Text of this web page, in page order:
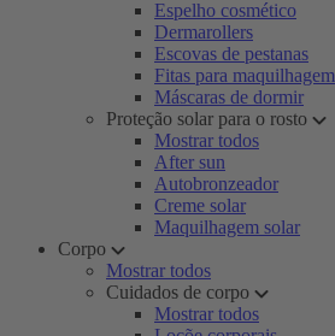
Espelho cosmético
Dermarollers
Escovas de pestanas
Fitas para maquilhagem
Máscaras de dormir
Proteção solar para o rosto
Mostrar todos
After sun
Autobronzeador
Creme solar
Maquilhagem solar
Corpo
Mostrar todos
Cuidados de corpo
Mostrar todos